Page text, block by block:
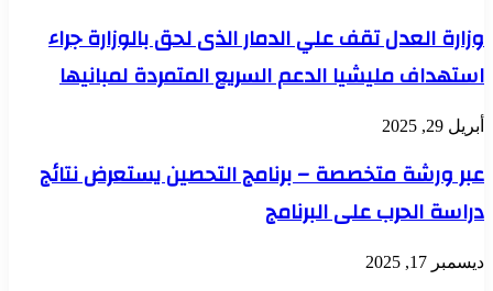
وزارة العدل تقف علي الدمار الذى لحق بالوزارة جراء
استهداف مليشيا الدعم السريع المتمردة لمبانيها
أبريل 29, 2025
عبر ورشة متخصصة – برنامج التحصين يستعرض نتائج
دراسة الحرب على البرنامج
ديسمبر 17, 2025